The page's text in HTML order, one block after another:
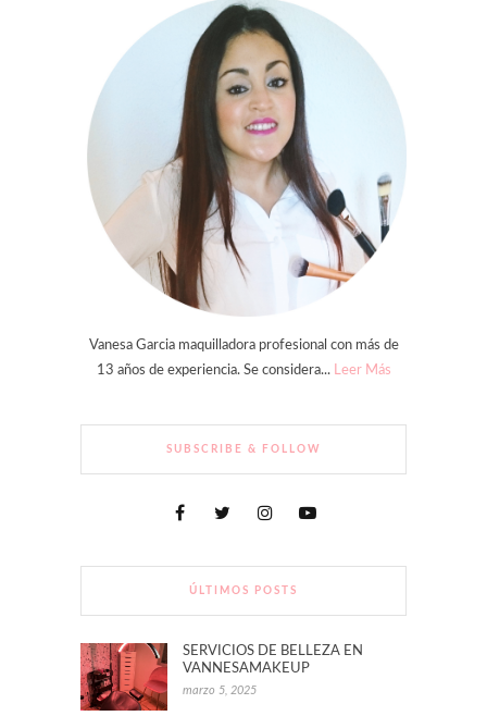
Vanesa Garcia maquilladora profesional con más de
13 años de experiencia. Se considera... Leer Más
SUBSCRIBE & FOLLOW
ÚLTIMOS POSTS
SERVICIOS DE BELLEZA EN
VANNESAMAKEUP
marzo 5, 2025